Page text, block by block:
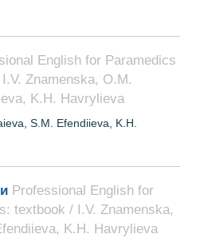
English for Paramedics
Znamenska, O.M.
K.H. Havrylieva
S.M. Efendiieva, K.H.
Professional English for
textbook / I.V. Znamenska,
K.H. Havrylieva